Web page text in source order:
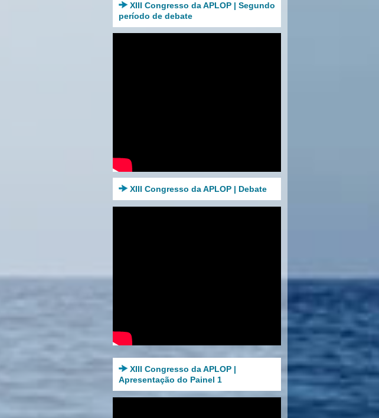
XIII Congresso da APLOP | Segundo
período de debate
XIII Congresso da APLOP | Debate
XIII Congresso da APLOP |
Apresentação do Painel 1